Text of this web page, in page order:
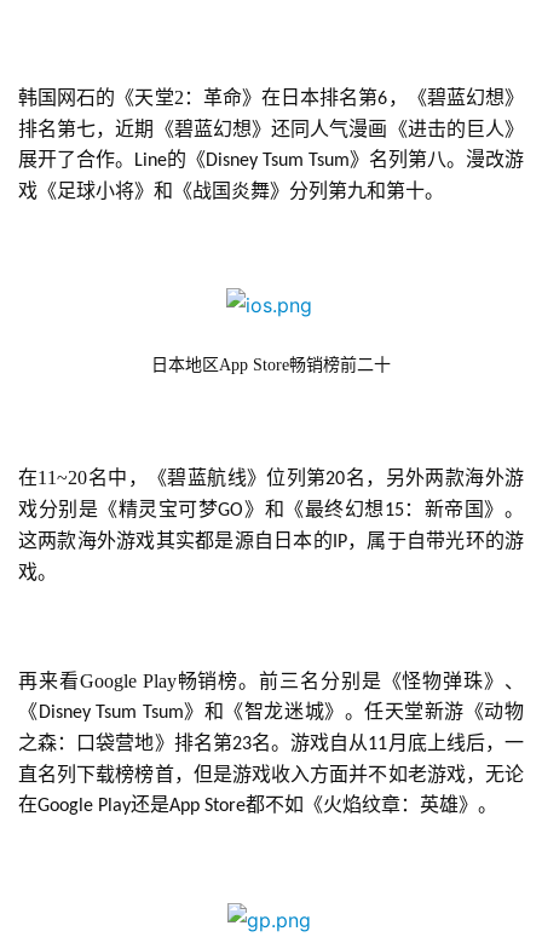
2
0
2
5
第
7
月
3
游
茶
对
韩国网石的《天堂2：革命》在日本排名第6，《碧蓝幻想》
排名第七，近期《碧蓝幻想》还同人气漫画《进击的巨人》
展开了合作。 Line的《Disney Tsum Tsum》名列第八。漫改游
戏《足球小将》和《战国炎舞》分列第九和第十。
日本地区App Store畅销榜前二十
在11~20名中，《碧蓝航线》位列第20名，另外两款海外游
戏分别是《精灵宝可梦GO》和《最终幻想15：新帝国》。
这两款海外游戏其实都是源自日本的IP，属于自带光环的游
戏。
再来看Google Play畅销榜。前三名分别是《怪物弹珠》、
《Disney Tsum Tsum》和《智龙迷城》。任天堂新游《动物
之森：口袋营地》排名第23名。游戏自从11月底上线后，一
直名列下载榜榜首，但是游戏收入方面并不如老游戏，无论
在Google Play还是App Store都不如《火焰纹章：英雄》。